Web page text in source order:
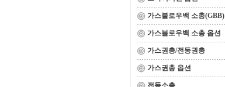
가스블로우백 소총(GBB)
가스블로우백 소총 옵션
가스권총/전동권총
가스권총 옵션
전동소총